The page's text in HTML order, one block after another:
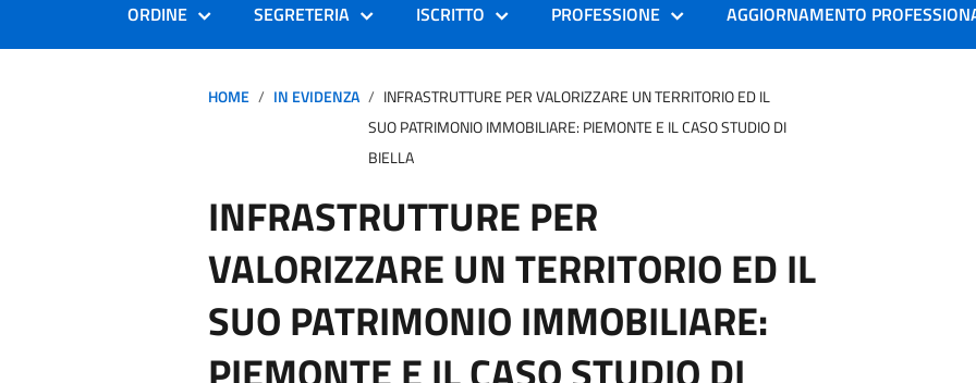
ORDINE SEGRETERIA ISCRITTO PROFESSIONE AGGIORNAMENTO
HOME IN EVIDENZA
INFRASTRUTTURE PER VALORIZZARE UN TERRITORIO ED IL
SUO PATRIMONIO IMMOBILIARE: PIEMONTE E IL CASO STUDIO DI
BIELLA
INFRASTRUTTURE PER
VALORIZZARE UN TERRITORIO ED IL
SUO PATRIMONIO IMMOBILIARE: